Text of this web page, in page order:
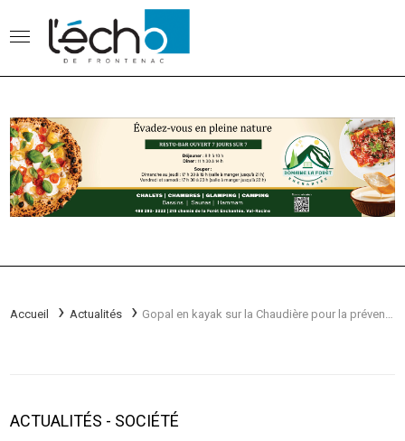
Accueil Actualités
ACTUALITÉS - SOCIÉTÉ